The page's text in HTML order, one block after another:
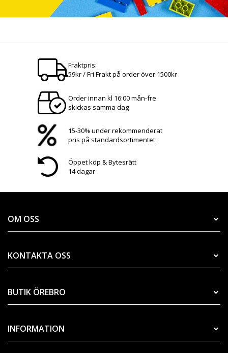
Fraktpris:
59kr / Fri Frakt på order över 1500kr
Order innan kl 16:00 mån-fre
skickas samma dag
15-30% under rekommenderat
pris på standardsortimentet
Öppet köp & Bytesrätt
14 dagar
OM OSS
KONTAKTA OSS
BUTIK ÖREBRO
INFORMATION